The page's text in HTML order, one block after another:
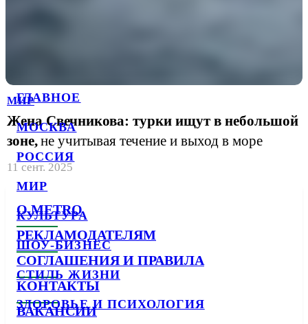
ГЛАВНОЕ
МОСКВА
РОССИЯ
МИР
КУЛЬТУРА
ШОУ-БИЗНЕС
СТИЛЬ ЖИЗНИ
ЗДОРОВЬЕ И ПСИХОЛОГИЯ
МИР
Жена Свечникова: турки ищут в небольшой
зоне,не учитывая течение и выход в море
11 сент. 2025
О METRO
РЕКЛАМОДАТЕЛЯМ
СОГЛАШЕНИЯ И ПРАВИЛА
КОНТАКТЫ
ВАКАНСИИ